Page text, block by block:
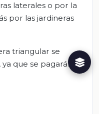
laterales o por la
por las jardineras
triangular se
que se pagarán 84